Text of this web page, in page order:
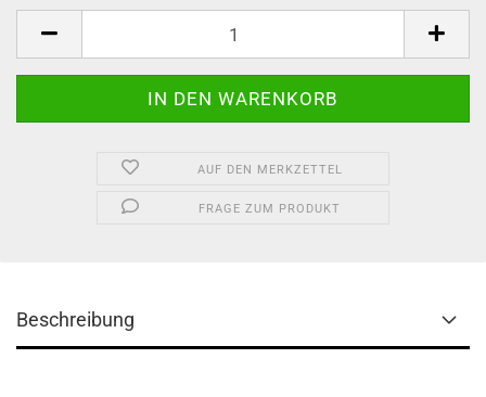
AUF DEN MERKZETTEL
FRAGE ZUM PRODUKT
Beschreibung